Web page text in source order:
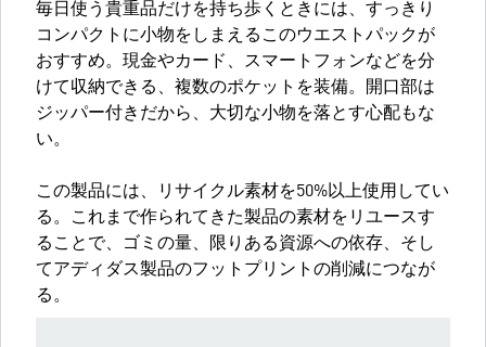
毎日使う貴重品だけを持ち歩くときには、すっきり
コンパクトに小物をしまえるこのウエストパックが
おすすめ。現金やカード、スマートフォンなどを分
けて収納できる、複数のポケットを装備。開口部は
ジッパー付きだから、大切な小物を落とす心配もな
い。
この製品には、リサイクル素材を50%以上使用してい
る。これまで作られてきた製品の素材をリユースす
ることで、ゴミの量、限りある資源への依存、そし
てアディダス製品のフットプリントの削減につなが
る。